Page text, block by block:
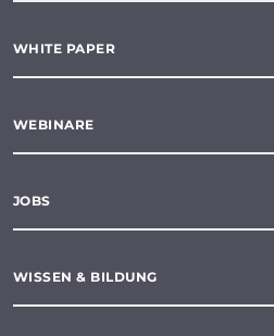
WHITE PAPER
WEBINARE
JOBS
WISSEN & BILDUNG